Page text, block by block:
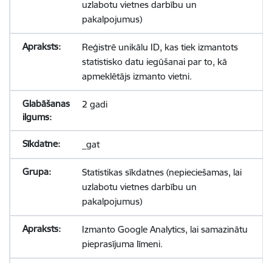
uzlabotu vietnes darbību un
pakalpojumus)
Reģistrē unikālu ID, kas tiek izmantots
statistisko datu iegūšanai par to, kā
apmeklētājs izmanto vietni.
2 gadi
_gat
Statistikas sīkdatnes (nepieciešamas, lai
uzlabotu vietnes darbību un
pakalpojumus)
Izmanto Google Analytics, lai samazinātu
pieprasījuma līmeni.